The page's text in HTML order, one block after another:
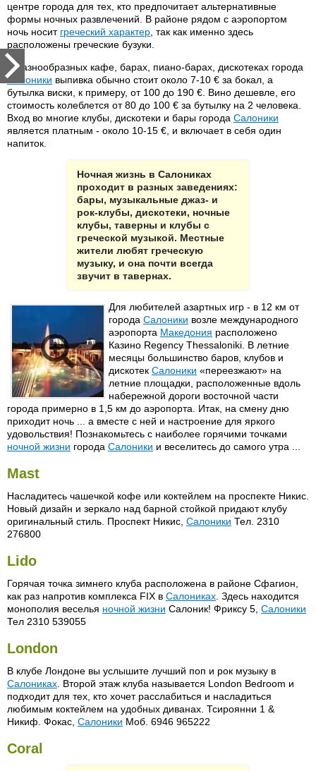
центре города для тех, кто предпочитает альтернативные
формы ночных развлечений. В районе рядом с аэропортом
ночь носит греческий характер , так как именно здесь
расположены греческие бузуки.
В разнообразных кафе, барах, пиано-барах, дискотеках города
Салоники выпивка обычно стоит около 7-10 € за бокал, а
бутылка виски, к примеру, от 100 до 190 €. Вино дешевле, его
стоимость колеблется от 80 до 100 € за бутылку на 2 человека.
Вход во многие клубы, дискотеки и бары города Салоники
является платным - около 10-15 €, и включает в себя один
напиток.
Ночная жизнь в Салониках
проходит в разных заведениях:
бары, музыкальные джаз- и
рок-клубы, дискотеки, ночные
клубы, таверны и клубы с
греческой музыкой. Местные
жители любят греческую
музыку, и она почти всегда
звучит в тавернах.
Для любителей азартных игр - в 12 км от
города Салоники возле международного
аэропорта Македония расположено
Казино Regency Thessaloniki. В летние
месяцы большинство баров, клубов и
дискотек Салоники «переезжают» на
летние площадки, расположенные вдоль
набережной дороги восточной части
города примерно в 1,5 км до аэропорта. Итак, на смену дню
приходит ночь ... а вместе с ней и настроение для яркого
удовольствия! Познакомьтесь с наиболее горячими точками
ночной жизни города Салоники и веселитесь до самого утра ...
Mast
Насладитесь чашечкой кофе или коктейлем на проспекте Никис.
Новый дизайн и зеркало над барной стойкой придают клубу
оригинальный стиль. Проспект Никис, Салоники Тел. 2310
276800
Lido
Горячая точка зимнего клуба расположена в районе Сфагион,
как раз напротив комплекса FIX в Салониках . Здесь находится
монополия веселья ночной жизни Салоник! Фриксу 5, Салоники
Тел 2310 539055
London
В клубе Лондоне вы услышите лучший поп и рок музыку в
Салониках . Второй этаж клуба называется London Bedroom и
подходит для тех, кто хочет расслабиться и насладиться
любимым коктейлем на удобных диванах. Тсироянни 1 &
Никиф. Фокас, Салоники Моб. 6946 965222
Coral